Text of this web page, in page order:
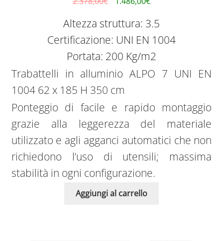
Trabattelli in alluminio ALPO JUNIOR
Trabattello in alluminio LUXOR UNI EN 1004
Ponteggi uso hobbistico
Altezza struttura: 3.5
Certificazione: UNI EN 1004
Portata: 200 Kg/m2
Trabattelli in alluminio ALPO 7 UNI EN
1004 62 x 185 H 350 cm
Ponteggio di facile e rapido montaggio
grazie alla leggerezza del materiale
utilizzato e agli agganci automatici che non
richiedono l’uso di utensili; massima
stabilità in ogni configurazione.
Aggiungi al carrello